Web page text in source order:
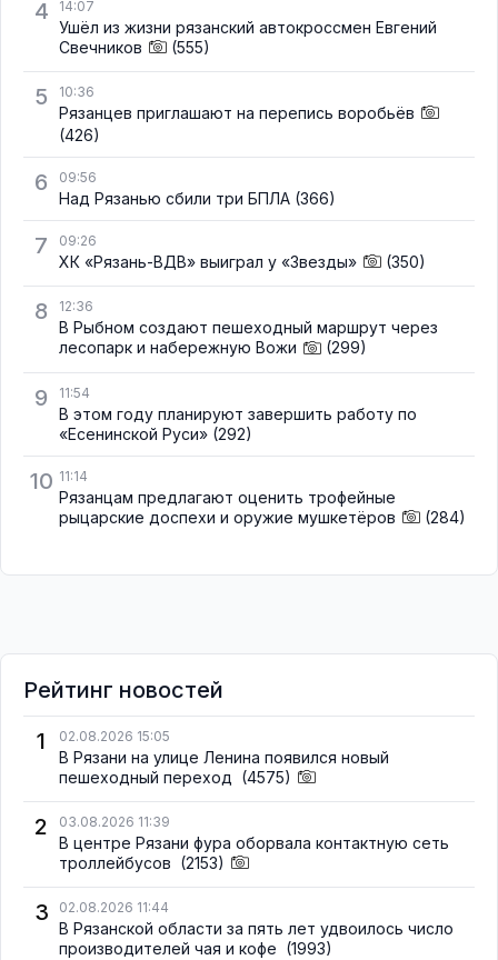
4 14:07
Ушёл из жизни рязанский автокроссмен Евгений
Свечников
(555)
5 10:36
Рязанцев приглашают на перепись воробьёв
(426)
6 09:56
Над Рязанью сбили три БПЛА (366)
7 09:26
ХК «Рязань-ВДВ» выиграл у «Звезды» (350)
8 12:36
В Рыбном создают пешеходный маршрут через
лесопарк и набережную Вожи
(299)
9 11:54
В этом году планируют завершить работу по
«Есенинской Руси» (292)
10 11:14
Рязанцам предлагают оценить трофейные
рыцарские доспехи и оружие мушкетёров
(284)
Рейтинг новостей
1
02.08.2026 15:05
В Рязани на улице Ленина появился новый
пешеходный переход (4575)
2 03.08.2026 11:39
В центре Рязани фура оборвала контактную сеть
троллейбусов (2153)
3 02.08.2026 11:44
В Рязанской области за пять лет удвоилось число
производителей чая и кофе (1993)